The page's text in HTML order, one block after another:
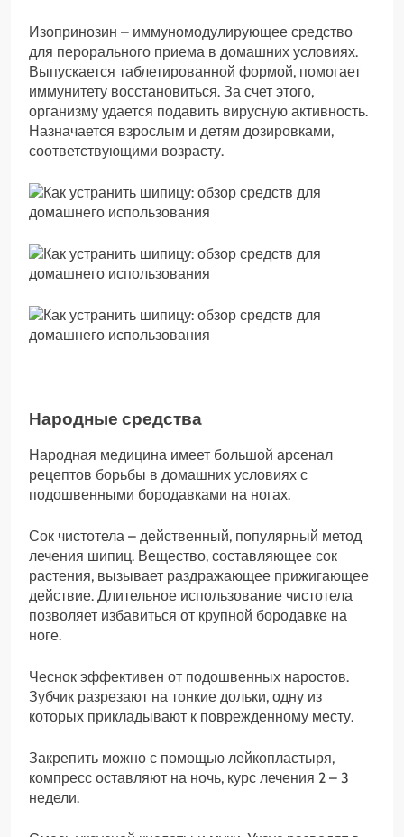
Изопринозин – иммуномодулирующее средство
для перорального приема в домашних условиях.
Выпускается таблетированной формой, помогает
иммунитету восстановиться. За счет этого,
организму удается подавить вирусную активность.
Назначается взрослым и детям дозировками,
соответствующими возрасту.
Народные средства
Народная медицина имеет большой арсенал
рецептов борьбы в домашних условиях с
подошвенными бородавками на ногах.
Сок чистотела – действенный, популярный метод
лечения шипиц. Вещество, составляющее сок
растения, вызывает раздражающее прижигающее
действие. Длительное использование чистотела
позволяет избавиться от крупной бородавке на
ноге.
Чеснок эффективен от подошвенных наростов.
Зубчик разрезают на тонкие дольки, одну из
которых прикладывают к поврежденному месту.
Закрепить можно с помощью лейкопластыря,
компресс оставляют на ночь, курс лечения 2 – 3
недели.